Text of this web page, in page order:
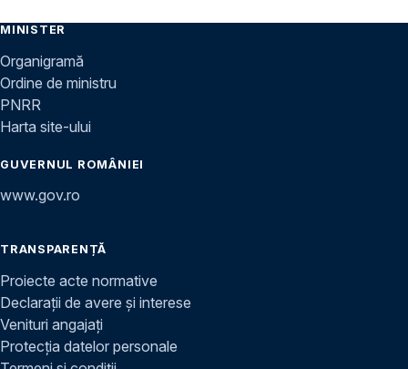
MINISTER
Organigramă
Ordine de ministru
PNRR
Harta site-ului
GUVERNUL ROMÂNIEI
www.gov.ro
TRANSPARENȚĂ
Proiecte acte normative
Declarații de avere și interese
Venituri angajați
Protecția datelor personale